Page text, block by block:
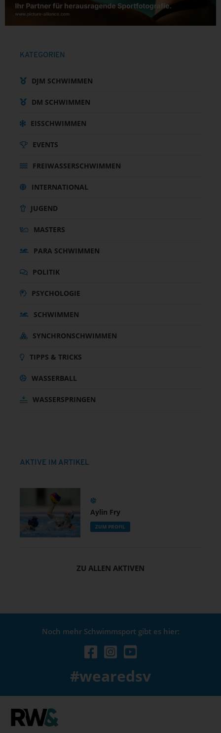
KATEGORIEN
DJM SCHWIMMEN
DM SCHWIMMEN
EISSCHWIMMEN
EVENTS
FREIWASSERSCHWIMMEN
INTERNATIONAL
JUGEND
MASTERS
PARA SCHWIMMEN
POLITIK
PSYCHOLOGIE
SCHWIMMEN
SYNCHRONSCHWIMMEN
TIPPS & TRICKS
WASSERBALL
WASSERSPRINGEN
AKTIVE IM ARTIKEL
Aylin Fry
ZUM PROFIL
ZU ALLEN AKTIVEN
Noch mehr Schwimmsport gibt es hier:
#wearedsv